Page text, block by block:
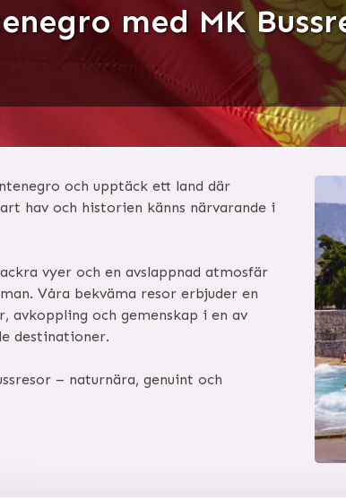
med MK
och upptäck ett land där
hav och historien känns närvarande i
vyer och en avslappnad atmosfär
Våra bekväma resor erbjuder en
avkoppling och gemenskap i en av
destinationer.
– naturnära, genuint och